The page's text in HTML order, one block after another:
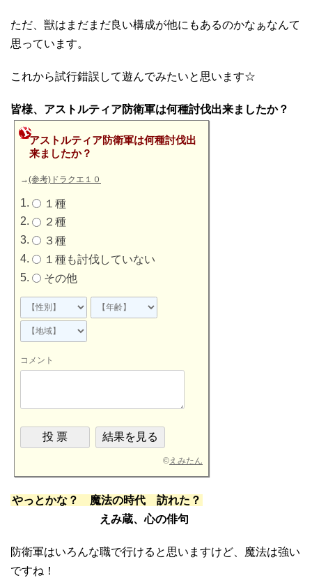
ただ、獣はまだまだ良い構成が他にもあるのかなぁなんて
思っています。
これから試行錯誤して遊んでみたいと思います☆
皆様、アストルティア防衛軍は何種討伐出来ましたか？
アストルティア防衛軍は何種討伐出
来ましたか？
→(参考)ドラクエ１０
１種
２種
３種
１種も討伐していない
その他
コメント
©えみたん
やっとかな？ 魔法の時代 訪れた？
えみ蔵、心の俳句
防衛軍はいろんな職で行けると思いますけど、魔法は強い
ですね！